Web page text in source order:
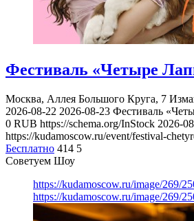
Фестиваль «Четыре
Москва, Аллея Большого Круга, 7
2026-08-22 2026-08-23 Фестиваль
0 RUB https://schema.org/InStock 2026-
https://kudamoscow.ru/event/festival-
Бесплатно 414 5
Советуем Шоу
https://kudamoscow.ru/image/269/
https://kudamoscow.ru/image/269/